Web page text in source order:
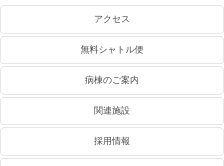
アクセス
無料シャトル便
病棟のご案内
関連施設
採用情報